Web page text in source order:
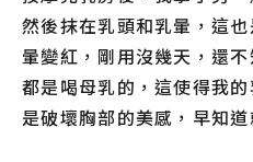
然後抹在乳頭和乳暈，這
暈變紅，剛用沒幾天，還
都是喝母乳的，這使得我
是破壞胸部的美感，早知